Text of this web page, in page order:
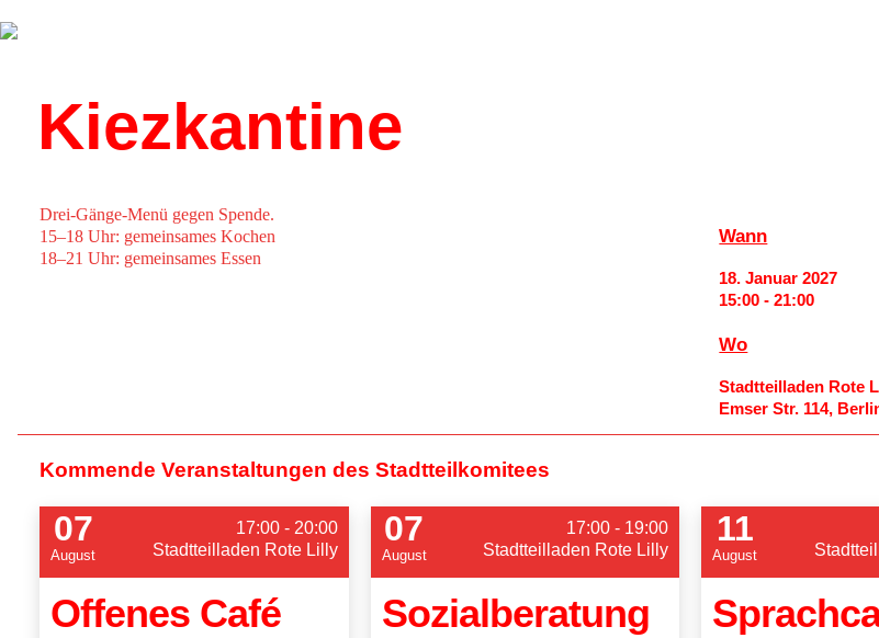
Kiezkantine
Drei-Gänge-Menü gegen Spende.
15–18 Uhr: gemeinsames Kochen
18–21 Uhr: gemeinsames Essen
Wann
18. Januar 2027
15:00 - 21:00
Wo
Stadtteilladen Rote
Emser Str. 114,
Kommende Veranstaltungen des Stadtteilkomitees
07
August
17:00 - 20:00
Stadtteilladen Rote Lilly
Offenes Café
07
August
17:00 - 19:00
Stadtteilladen Rote Lilly
Sozialberatung
11
August